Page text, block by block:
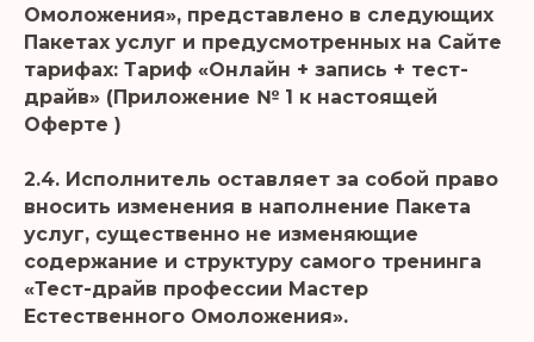
Омоложения», представлено в следующих
Пакетах услуг и предусмотренных на Сайте
тарифах: Тариф «Онлайн + запись + тест-
драйв» (Приложение № 1 к настоящей
Оферте )
2.4. Исполнитель оставляет за собой право
вносить изменения в наполнение Пакета
услуг, существенно не изменяющие
содержание и структуру самого тренинга
«Тест-драйв профессии Мастер
Естественного Омоложения».